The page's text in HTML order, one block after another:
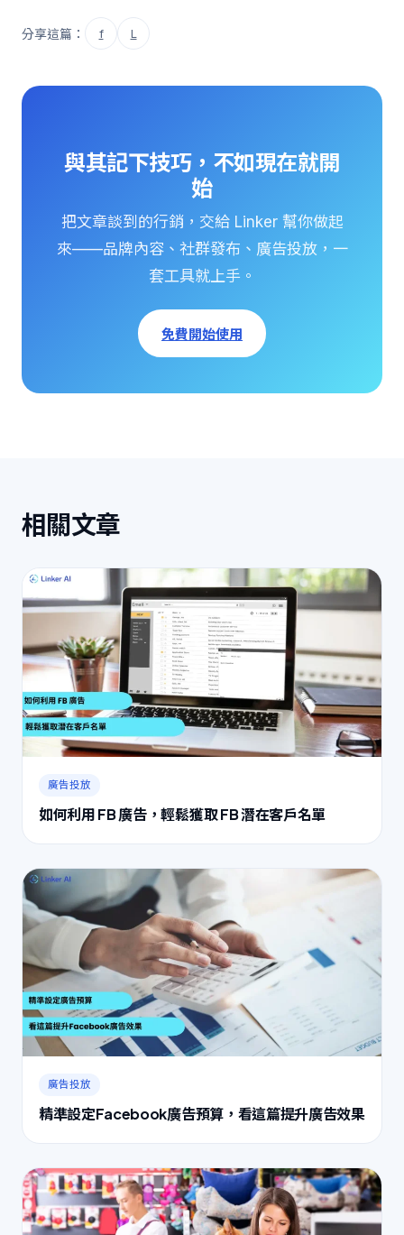
分享這篇： f L
與其記下技巧，不如現在就開
始
把文章談到的行銷，交給 Linker 幫你做起
來——品牌內容、社群發布、廣告投放，一
套工具就上手。
免費開始使用
相關文章
廣告投放
如何利用 FB 廣告，輕鬆獲取 FB 潛在客戶名單
廣告投放
精準設定Facebook廣告預算，看這篇提升廣告效果